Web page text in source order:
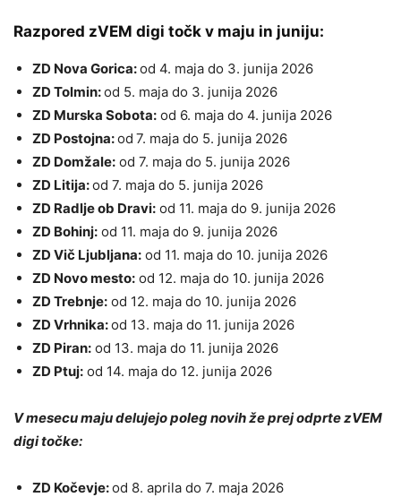
Razpored zVEM digi točk v maju in juniju:
ZD Nova Gorica:od 4. maja do 3. junija 2026
ZD Tolmin:od 5. maja do 3. junija 2026
ZD Murska Sobota: od 6. maja do 4. junija 2026
ZD Postojna:od 7. maja do 5. junija 2026
ZD Domžale: od 7. maja do 5. junija 2026
ZD Litija:od 7. maja do 5. junija 2026
ZD Radlje ob Dravi: od 11. maja do 9. junija 2026
ZD Bohinj: od 11. maja do 9. junija 2026
ZD Vič Ljubljana: od 11. maja do 10. junija 2026
ZD Novo mesto: od 12. maja do 10. junija 2026
ZD Trebnje: od 12. maja do 10. junija 2026
ZD Vrhnika:od 13. maja do 11. junija 2026
ZD Piran: od 13. maja do 11. junija 2026
ZD Ptuj: od 14. maja do 12. junija 2026
V mesecu maju delujejo poleg novih že prej odprte zVEM
digi točke:
ZD Kočevje:od 8. aprila do 7. maja 2026